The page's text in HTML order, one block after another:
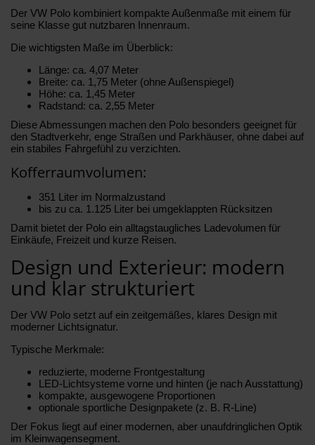
Der VW Polo kombiniert kompakte Außenmaße mit einem für
seine Klasse gut nutzbaren Innenraum.
Die wichtigsten Maße im Überblick:
Länge: ca. 4,07 Meter
Breite: ca. 1,75 Meter (ohne Außenspiegel)
Höhe: ca. 1,45 Meter
Radstand: ca. 2,55 Meter
Diese Abmessungen machen den Polo besonders geeignet für
den Stadtverkehr, enge Straßen und Parkhäuser, ohne dabei auf
ein stabiles Fahrgefühl zu verzichten.
Kofferraumvolumen:
351 Liter im Normalzustand
bis zu ca. 1.125 Liter bei umgeklappten Rücksitzen
Damit bietet der Polo ein alltagstaugliches Ladevolumen für
Einkäufe, Freizeit und kurze Reisen.
Design und Exterieur: modern
und klar strukturiert
Der VW Polo setzt auf ein zeitgemäßes, klares Design mit
moderner Lichtsignatur.
Typische Merkmale:
reduzierte, moderne Frontgestaltung
LED-Lichtsysteme vorne und hinten (je nach Ausstattung)
kompakte, ausgewogene Proportionen
optionale sportliche Designpakete (z. B. R-Line)
Der Fokus liegt auf einer modernen, aber unaufdringlichen Optik
im Kleinwagensegment.